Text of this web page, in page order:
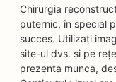
Chirurgia
puternic, în special
succes. Utilizați
site-ul dvs. și pe
prezenta munca,